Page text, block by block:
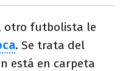
otro futbolista le
. Se trata del
está en carpeta